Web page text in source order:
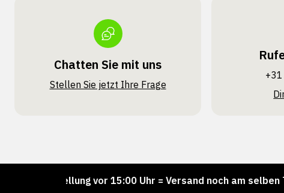
Chatten Sie mit uns
Stellen Sie jetzt Ihre Frage
Bestellung vor 15:00 Uhr = Versand noch am selben Tag